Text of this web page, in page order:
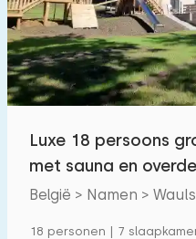
Zwembad
Omheinde tuin
Huisdiervrij
Oplaadpunt auto
Luxe 18 persoons
met sauna en
Waulsort, België
België > Namen >
18 personen | 7